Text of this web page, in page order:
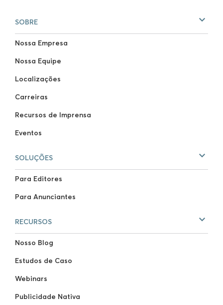
SOBRE
Nossa Empresa
Nossa Equipe
Localizações
Carreiras
Recursos de Imprensa
Eventos
SOLUÇÕES
Para Editores
Para Anunciantes
RECURSOS
Nosso Blog
Estudos de Caso
Webinars
Publicidade Nativa